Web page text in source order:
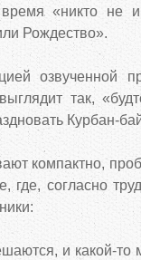
«никто не
Рождество».
озвученной
так,
Курбан-
компактно,
согласно
и какой-то